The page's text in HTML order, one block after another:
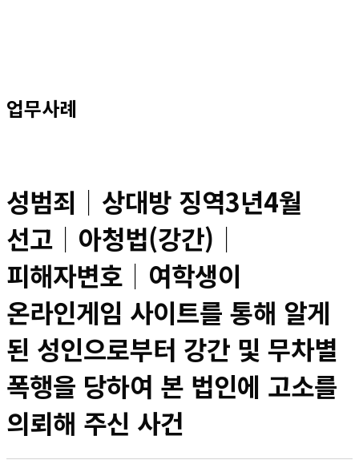
업무사례
성범죄│상대방 징역3년4월
선고│아청법(강간)│
피해자변호│여학생이
온라인게임 사이트를 통해 알게
된 성인으로부터 강간 및 무차별
폭행을 당하여 본 법인에 고소를
의뢰해 주신 사건